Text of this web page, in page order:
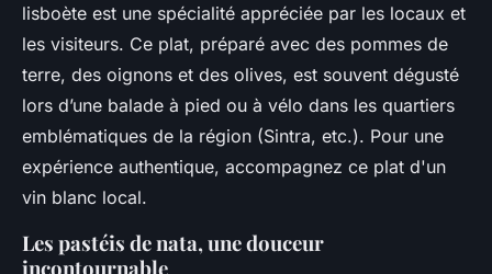
lisboète est une spécialité appréciée par les locaux et
les visiteurs. Ce plat, préparé avec des pommes de
terre, des oignons et des olives, est souvent dégusté
lors d’une balade à pied ou à vélo dans les quartiers
emblématiques de la région (Sintra, etc.). Pour une
expérience authentique, accompagnez ce plat d'un
vin blanc local.
Les pastéis de nata, une douceur
incontournable